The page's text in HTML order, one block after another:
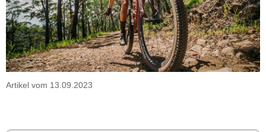
Artikel vom 13.09.2023